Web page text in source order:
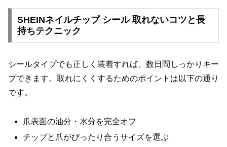
SHEINネイルチップ シール 取れないコツと長
持ちテクニック
シールタイプでも正しく装着すれば、数日間しっかりキー
プできます。取れにくくするためのポイントは以下の通り
です。
爪表面の油分・水分を完全オフ
チップと爪がぴったり合うサイズを選ぶ